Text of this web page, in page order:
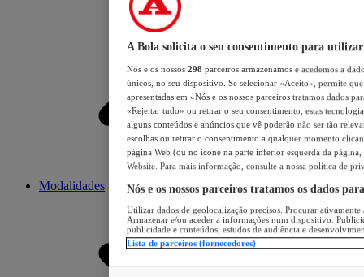
Modalidades
A Bola solicita o seu consentimento para utilizar
Nós e os nossos 298 parceiros armazenamos e acedemos a
únicos, no seu dispositivo. Se selecionar «Aceito», permite
apresentadas em «Nós e os nossos parceiros tratamos dados
«Rejeitar tudo» ou retirar o seu consentimento, estas
alguns conteúdos e anúncios que vê poderão não ser tão
escolhas ou retirar o consentimento a qualquer momento
página Web (ou no ícone na parte inferior esquerda da página,
Website. Para mais informação, consulte a nossa política de
Nós e os nossos parceiros tratamos os dados
Utilizar dados de geolocalização precisos. Procurar
Armazenar e/ou aceder a informações num dispositivo.
publicidade e conteúdos, estudos de audiência e
Lista de parceiros (fornecedores)